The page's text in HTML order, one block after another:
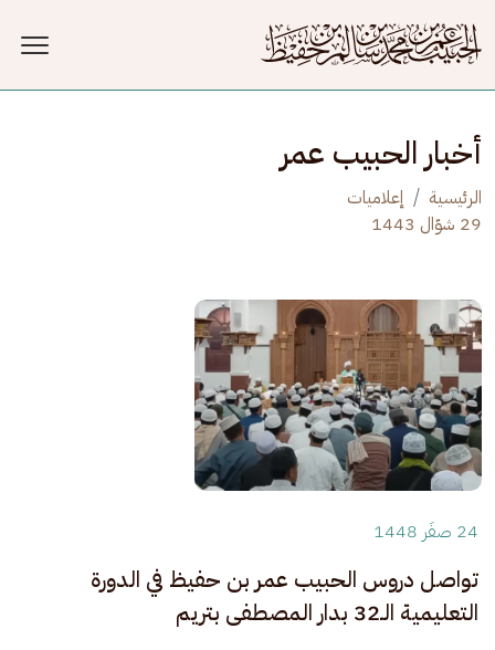
أخبار الحبيب عمر
الرئيسية
إعلاميات
29 شوّال 1443
24 صفَر 1448
تواصل دروس الحبيب عمر بن حفيظ في الدورة
التعليمية الـ32 بدار المصطفى بتريم